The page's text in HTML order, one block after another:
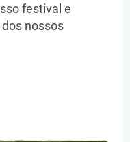
festival e
nossos